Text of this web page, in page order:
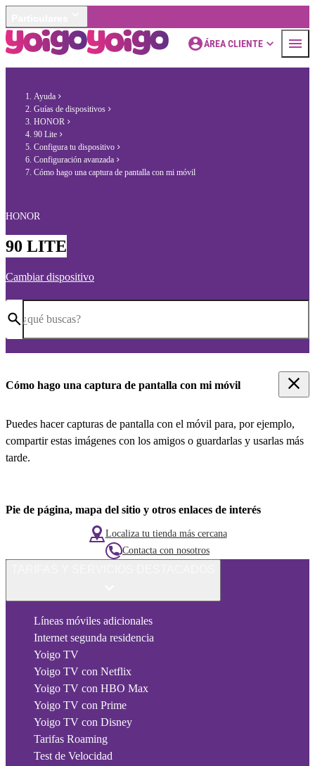
ÁREA CLIENTE
Ayuda
Guías de dispositivos
HONOR
90 Lite
Configura tu dispositivo
Configuración avanzada
Cómo hago una captura de pantalla con mi móvil
HONOR
90 LITE
Cambiar dispositivo
¿qué buscas?
Cómo hago una captura de pantalla con mi móvil
Puedes hacer capturas de pantalla con el móvil para, por ejemplo,
compartir estas imágenes con los amigos o guardarlas y usarlas más
tarde.
Pie de página, mapa del sitio y otros enlaces de interés
Localiza tu tienda más cercana
Contacta con nosotros
Líneas móviles adicionales
Internet segunda residencia
Yoigo TV
Yoigo TV con Netflix
Yoigo TV con HBO Max
Yoigo TV con Prime
Yoigo TV con Disney
Tarifas Roaming
Test de Velocidad